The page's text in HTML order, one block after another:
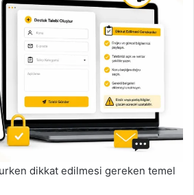
dikkat edilmesi gereken temel